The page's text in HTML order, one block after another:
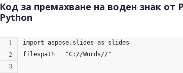
Код за премахване на воден знак
Python
import aspose.slides as slides
filespath = "C://Words//"